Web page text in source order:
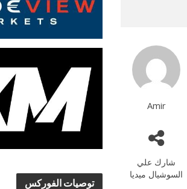
توصيات الفوركس
Amir
شارك علي
السوشيال ميديا